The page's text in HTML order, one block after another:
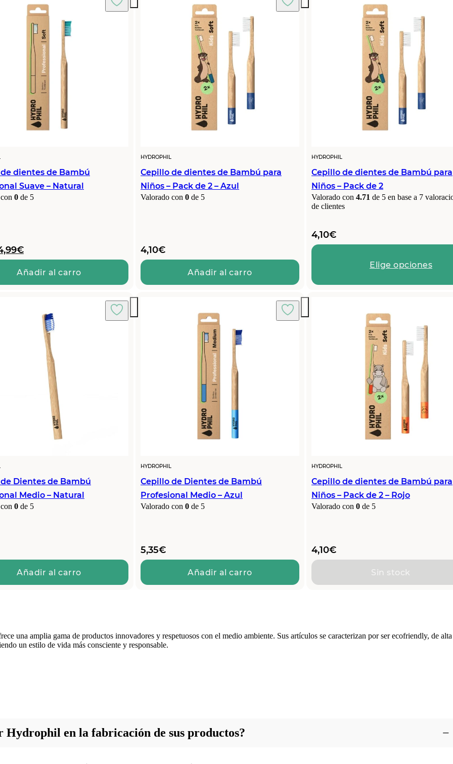
dientes de Bambú
Suave – Natural
0 de 5
original
€El
precio
actual
es:
Añadir al carro
HYDROPHIL
Cepillo de dientes de Bambú para
Niños – Pack de 2 – Azul
Valorado con 0 de 5
4,10€
Añadir al carro
HYDROPHIL
Cepillo de dientes de Bambú para
Niños – Pack de 2
Valorado con 4.71 de 5 en base a 7
de clientes
4,10€
Elige opciones
Dientes de Bambú
Medio – Natural
0 de 5
Añadir al carro
HYDROPHIL
Cepillo de Dientes de Bambú
Profesional Medio – Azul
Valorado con 0 de 5
5,35€
Añadir al carro
HYDROPHIL
Cepillo de dientes de Bambú para
Niños – Pack de 2 – Rojo
Valorado con 0 de 5
4,10€
Sin stock
una amplia gama de productos innovadores y respetuosos con el medio ambiente. Sus artículos se caracterizan por ser ecofriendly, de alta
un estilo de vida más consciente y responsable.
Hydrophil en la fabricación de sus productos?